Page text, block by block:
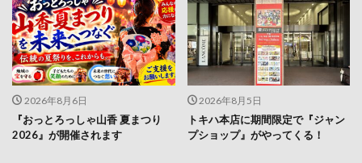
2026年8月6日
『おっとろっしゃ山香 夏まつり
2026』が開催されます
2026年8月5日
トキハ本店に期間限定で『ジャン
プショップ』がやってくる！